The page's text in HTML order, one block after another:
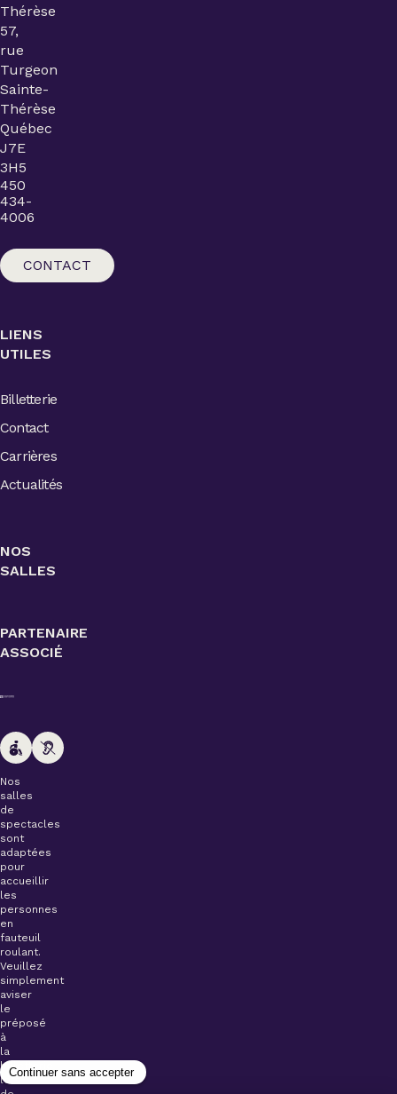
Thérèse
57,
rue
Turgeon
Sainte-
Thérèse
Québec
J7E
3H5
450
434-
4006
CONTACT
LIENS
UTILES
Billetterie
Contact
Carrières
Actualités
NOS
SALLES
PARTENAIRE
ASSOCIÉ
Nos
salles
de
spectacles
sont
adaptées
pour
accueillir
les
personnes
en
fauteuil
roulant.
Veuillez
simplement
aviser
le
préposé
à
la
billetterie
lors